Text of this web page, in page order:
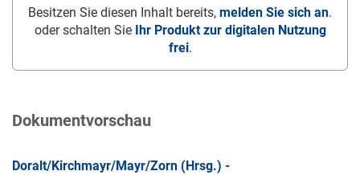
Besitzen Sie diesen Inhalt bereits, melden Sie sich an.
oder schalten Sie
Ihr Produkt zur digitalen Nutzung
frei.
Dokumentvorschau
Doralt/Kirchmayr/Mayr/Zorn (Hrsg.) -